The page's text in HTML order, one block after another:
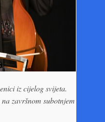
iz cijelog svijeta.
završnom subotnjem